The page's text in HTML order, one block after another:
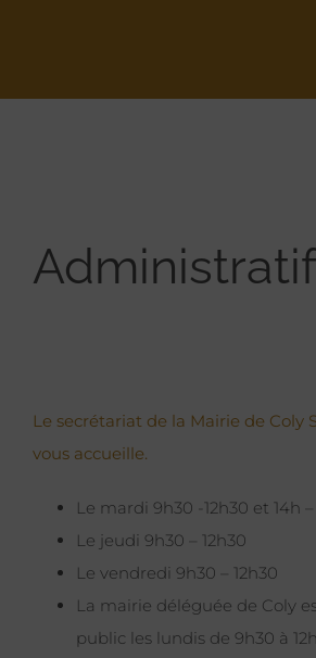
Le secrétariat de la Mairie de Coly
vous accueille.
Le mardi 9h30 -12h30 et 14h –
Le jeudi 9h30 – 12h30
Le vendredi 9h30 – 12h30
La mairie déléguée de Coly
public les lundis de 9h30 à